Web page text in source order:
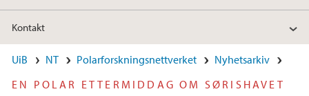
Kontakt
UiB NT Polarforskningsnettverket
Nyhetsarkiv
EN POLAR ETTERMIDDAG OM SØRISHAVET